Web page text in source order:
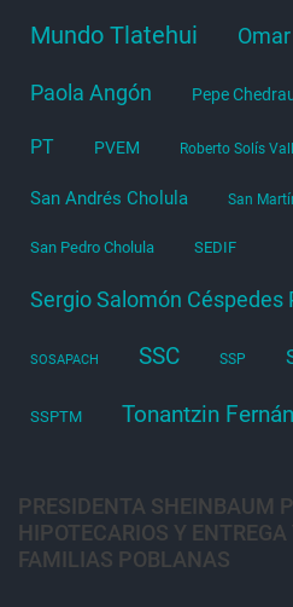
Mundo Tlatehui
Paola Angón Pepe
PT PVEM Roberto Solís
San Andrés Cholula San
San Pedro Cholula SEDIF
Sergio Salomón Céspedes
SOSAPACH SSC SSP
SSPTM Tonantzin
PRESIDENTA SHEINBAUM
HIPOTECARIOS Y
FAMILIAS POBLANAS